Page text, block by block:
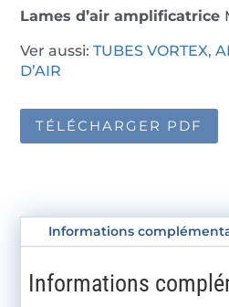
Lamesd’air amplificatrice
Ver aussi:TUBES VORTEX,
D’AIR
TÉLÉCHARGER PDF
Informations
Informations